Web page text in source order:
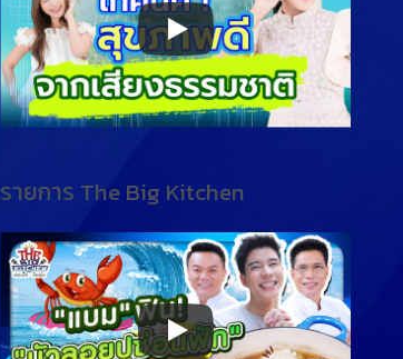
รายการ The Big Kitchen